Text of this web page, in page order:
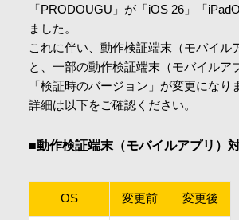
サポート
イベント・セミナー
採用情報
「PRODOUGU」が「iOS 26」「
ました。
これに伴い、動作検証端末（モバイル
と、一部の動作検証端末（モバイルア
「検証時のバージョン」が変更になり
詳細は以下をご確認ください。
■動作検証端末（モバイルアプリ）
OS 変更前 変更後